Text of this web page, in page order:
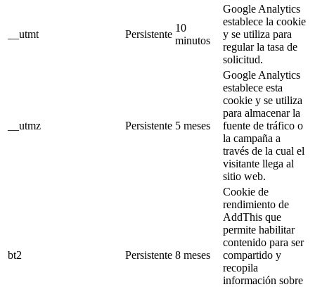
__utmt Persistente
10
minutos
Google Analytics
establece la cookie
y se utiliza para
regular la tasa de
solicitud.
__utmz Persistente 5 meses
Google Analytics
establece esta
cookie y se utiliza
para almacenar la
fuente de tráfico o
la campaña a
través de la cual el
visitante llega al
sitio web.
bt2 Persistente 8 meses
Cookie de
rendimiento de
AddThis que
permite habilitar
contenido para ser
compartido y
recopila
información sobre